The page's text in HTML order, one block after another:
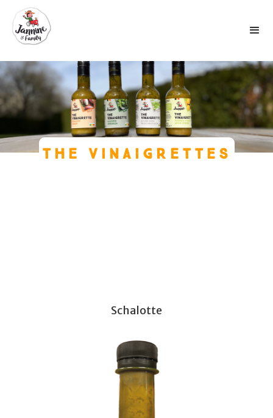
THE VINAIGRETTES
Schalotte